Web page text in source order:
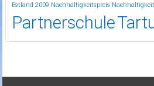
Estland 2009 Nachhaltigkeitspreis
Partnerschule